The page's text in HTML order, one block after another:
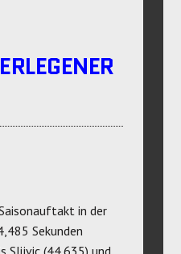
in der
Sekunden
Slijvic (44.635) und